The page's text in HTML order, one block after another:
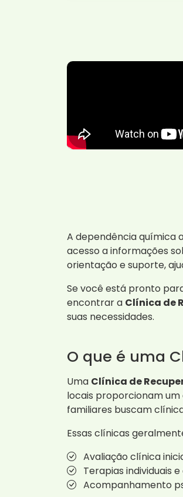
A dependência química
acesso a informações
orientação e suporte,
Se você está pronto
encontrar a Clínica de
suas necessidades.
O que é uma
Uma Clínica de
locais proporcionam
familiares buscam
Essas clínicas
Avaliação clínica
Terapias individuais
Acompanhamento